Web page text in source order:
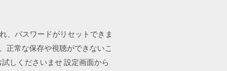
、パスワードがリセットできま
正常な保存や視聴ができないこ
しくださいませ 設定画面から